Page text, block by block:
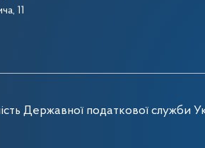
11
Державної податкової служби